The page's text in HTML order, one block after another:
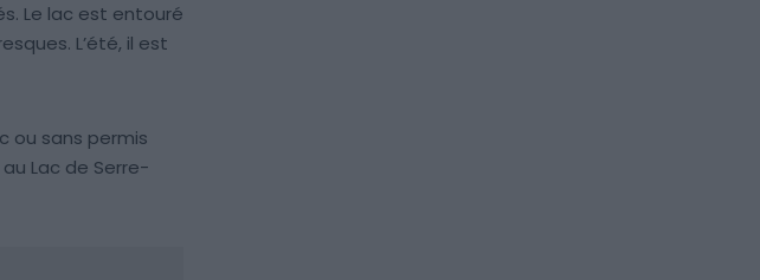
Le lac est entouré
L’été, il est
ou sans permis
Lac de Serre-